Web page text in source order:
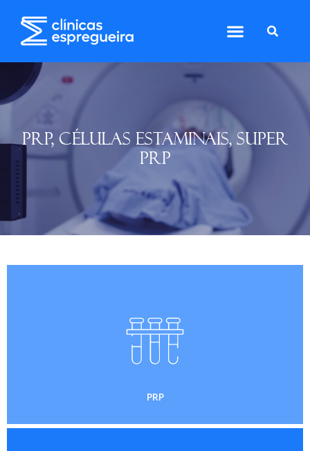
PRP, CÉLULAS ESTAMINAIS, SUPER
PRP
PRP